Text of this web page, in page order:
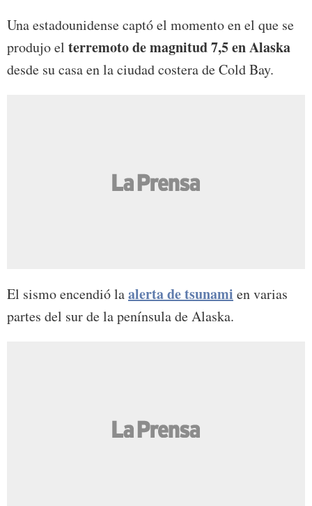
Una estadounidense captó el momento en el que se
produjo el terremoto de magnitud 7,5en Alaska
desde su casa en la ciudad costera de Cold Bay.
El sismo encendió laalerta de tsunami en varias
partes del sur de la península de Alaska.